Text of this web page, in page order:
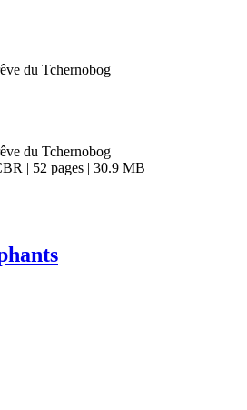
du Tchernobog
du Tchernobog
| 52 pages | 30.9 MB